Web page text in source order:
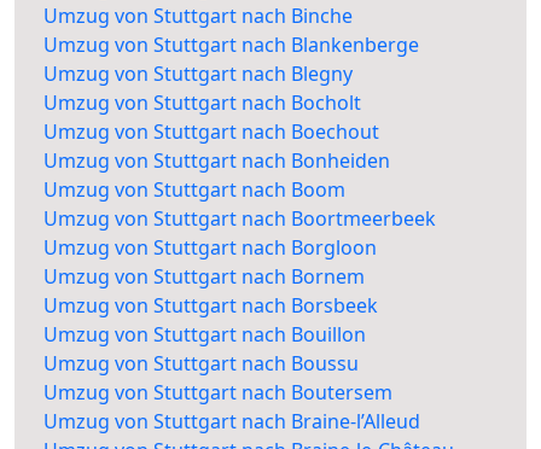
Umzug von Stuttgart nach Binche
Umzug von Stuttgart nach Blankenberge
Umzug von Stuttgart nach Blegny
Umzug von Stuttgart nach Bocholt
Umzug von Stuttgart nach Boechout
Umzug von Stuttgart nach Bonheiden
Umzug von Stuttgart nach Boom
Umzug von Stuttgart nach Boortmeerbeek
Umzug von Stuttgart nach Borgloon
Umzug von Stuttgart nach Bornem
Umzug von Stuttgart nach Borsbeek
Umzug von Stuttgart nach Bouillon
Umzug von Stuttgart nach Boussu
Umzug von Stuttgart nach Boutersem
Umzug von Stuttgart nach Braine-l’Alleud